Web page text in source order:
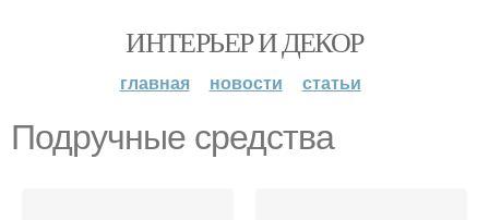
ИНТЕРЬЕР И ДЕКОР
главная новости статьи
Подручные средства